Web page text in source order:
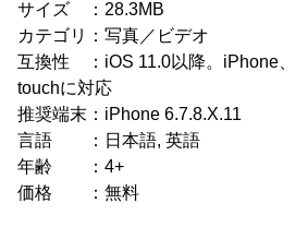
サイズ ：28.3MB
カテゴリ：写真／ビデオ
互換性 ：iOS 11.0以降。iPhone
touchに対応
推奨端末：iPhone 6.7.8.X.11
言語 ：日本語, 英語
年齢 ：4+
価格 ：無料